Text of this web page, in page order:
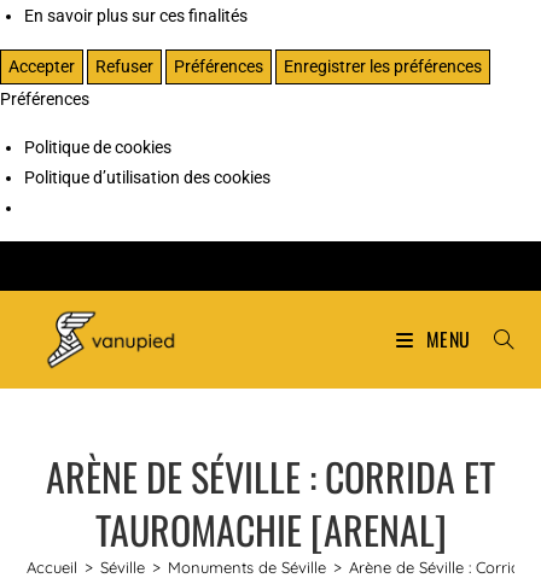
En savoir plus sur ces finalités
Accepter Refuser Préférences
Enregistrer les préférences
Préférences
Politique de cookies
Politique d’utilisation des cookies
MENU
ARÈNE DE SÉVILLE : CORRIDA ET
TAUROMACHIE [ARENAL]
Accueil > Séville > Monuments de Séville > Arène de Séville :